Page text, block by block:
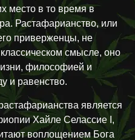
место в то время в
Растафарианство, или
приверженцы, не
смысле, оно
философией и
и равенство.
является
Хайле Селассие I,
воплощением Бога